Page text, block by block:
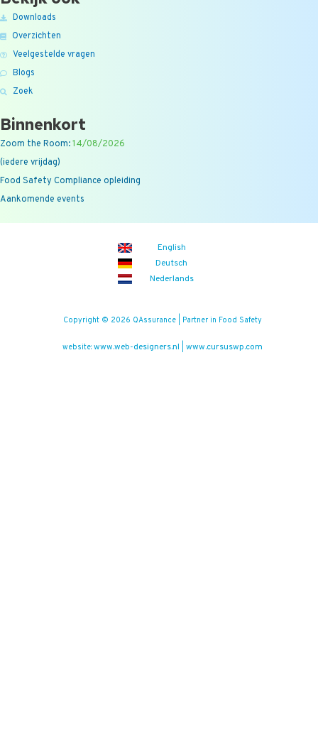
Downloads
Overzichten
Veelgestelde vragen
Blogs
Zoek
Binnenkort
Zoom the Room:14/08/2026
(iedere vrijdag)
Food Safety Compliance opleiding
Aankomende events
English
Deutsch
Nederlands
Copyright © 2026 QAssurance | Partner in Food Safety
website: www.web-designers.nl www.cursuswp.com